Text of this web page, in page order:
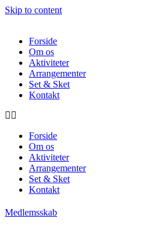
Skip to content
Forside
Om os
Aktiviteter
Arrangementer
Set & Sket
Kontakt
Forside
Om os
Aktiviteter
Arrangementer
Set & Sket
Kontakt
Medlemsskab